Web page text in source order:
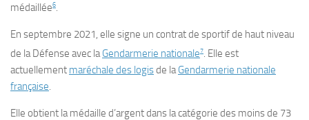
médaillée6.
En septembre 2021, elle signe un contrat de sportif de haut niveau
de la Défense avec laGendarmerie nationale7. Elle est
actuellement maréchale des logisde laGendarmerie nationale
française.
Elle obtient la médaille d’argent dans la catégorie des moins de 73